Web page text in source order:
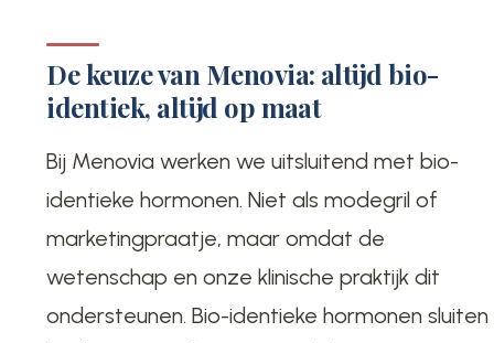
De keuze van Menovia: altijd bio-
identiek, altijd op maat
Bij Menovia werken we uitsluitend met bio-
identieke hormonen. Niet als modegril of
marketingpraatje, maar omdat de
wetenschap en onze klinische praktijk dit
ondersteunen. Bio-identieke hormonen sluiten